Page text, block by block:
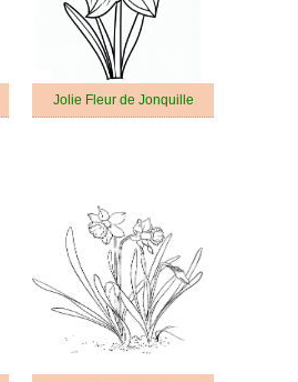
Jolie Fleur de Jonquille